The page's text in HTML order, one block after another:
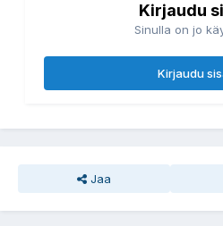
Kirjaudu
Sinulla on jo
Kirjaudu
Jaa